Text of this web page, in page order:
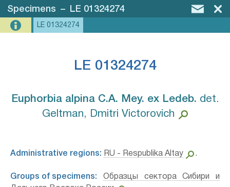
Specimens – LE 01324274
LE 01324274
LE 01324274
Euphorbia alpina C.A. Mey. ex Ledeb.⁣ det.
Geltman, Dmitri Victorovich
Administrative regions: RU - Respublika Altay .
Groups of specimens:
Образцы сектора Сибири и